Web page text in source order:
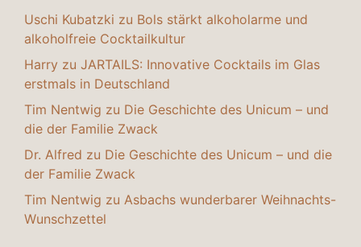
Uschi Kubatzki zu Bols stärkt alkoholarme und
alkoholfreie Cocktailkultur
Harry zu JARTAILS: Innovative Cocktails im Glas
erstmals in Deutschland
Tim Nentwig zu Die Geschichte des Unicum – und
die der Familie Zwack
Dr. Alfred zu Die Geschichte des Unicum – und die
der Familie Zwack
Tim Nentwig zu Asbachs wunderbarer Weihnachts-
Wunschzettel